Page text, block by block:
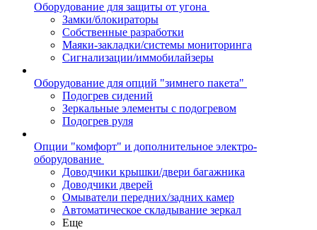
Оборудование для защиты от угона
Замки/блокираторы
Собственные разработки
Маяки-закладки/системы мониторинга
Сигнализации/иммобилайзеры
Оборудование для опций "зимнего пакета"
Подогрев сидений
Зеркальные элементы с подогревом
Подогрев руля
Опции "комфорт" и дополнительное электро-
оборудование
Доводчики крышки/двери багажника
Доводчики дверей
Омыватели передних/задних камер
Автоматическое складывание зеркал
Еще